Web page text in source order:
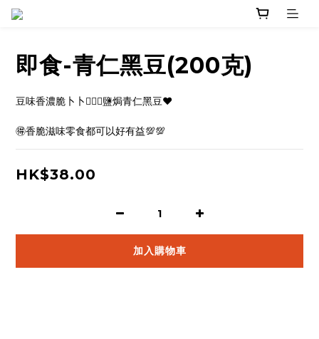
即食-青仁黑豆(200克)
豆味香濃脆卜卜💁🏻‍♀️鹽焗青仁黑豆❤️
🉐香脆滋味零食都可以好有益💯💯
HK$38.00
加入購物車